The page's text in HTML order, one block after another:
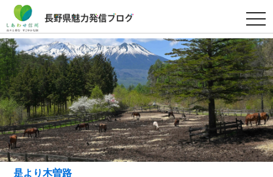
t
o
g
g
l
e
n
a
v
i
g
a
t
i
o
n
是より木曽路